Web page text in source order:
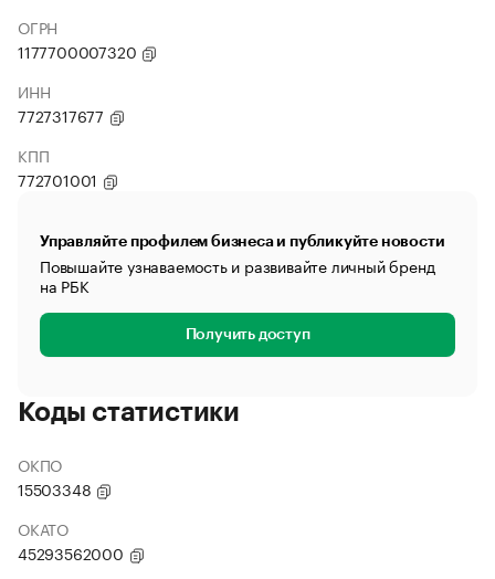
ОГРН
1177700007320
ИНН
7727317677
КПП
772701001
Управляйте профилем бизнеса и публикуйте новости
Повышайте узнаваемость и развивайте личный бренд
на РБК
Получить доступ
Коды статистики
ОКПО
15503348
ОКАТО
45293562000